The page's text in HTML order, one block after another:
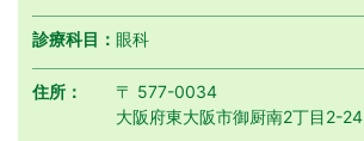
診療科目：眼科
住所：
〒 577-0034
大阪府東大阪市御厨南2丁目2-24